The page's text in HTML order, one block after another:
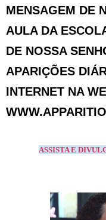
MENSAGEM DE
AULA DA
DE NOSSA
APARIÇÕES
INTERNET NA
ASSISTA E